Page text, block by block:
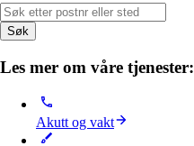
Søk
Les mer om våre tjenester:
Akutt og vakt